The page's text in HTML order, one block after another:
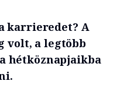
karrieredet? A
volt, a legtöbb
hétköznapjaikba